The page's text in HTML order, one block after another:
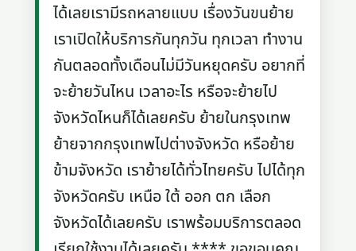
ได้เลยเรามีรถหลายแบบ เรื่องวันขนย้าย
เราเปิดให้บริการกันทุกวัน ทุกเวลา ทำงาน
กันตลอดทั้งเดือนไม่มีวันหยุดครับ อยากที่
จะย้ายวันไหน เวลาอะไร หรือจะย้ายไป
จังหวัดไหนก็ได้เลยครับ ย้ายในกรุงเทพ
ย้ายจากกรุงเทพไปต่างจังหวัด หรือย้าย
ข้ามจังหวัด เราย้ายได้ทั่วไทยครับ ไปได้ทุก
จังหวัดครับ เหนือ ใต้ ออก ตก เลือก
จังหวัดได้เลยครับ เราพร้อมบริการตลอด